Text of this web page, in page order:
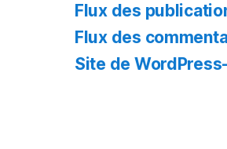
Flux des
Flux des
Site de